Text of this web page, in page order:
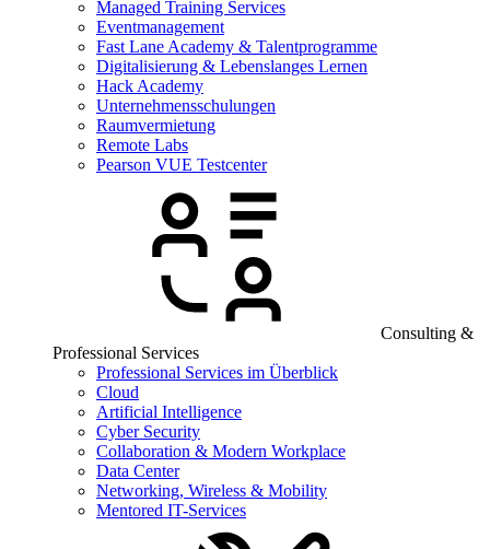
Managed Training Services
Eventmanagement
Fast Lane Academy & Talentprogramme
Digitalisierung & Lebenslanges Lernen
Hack Academy
Unternehmensschulungen
Raumvermietung
Remote Labs
Pearson VUE Testcenter
Consulting &
Professional Services
Professional Services im Überblick
Cloud
Artificial Intelligence
Cyber Security
Collaboration & Modern Workplace
Data Center
Networking, Wireless & Mobility
Mentored IT-Services